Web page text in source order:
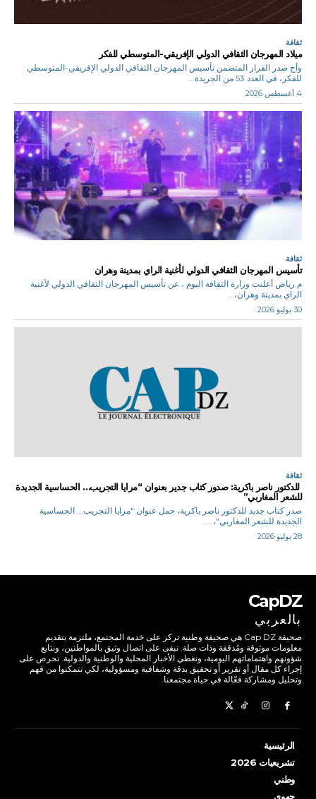
ثقافة
ميلاد المهرجان الثقافي الدولي الإفريقي-المتوسطي للفكر
وأج صدر القرار المتضمن تأسيس المهرجان الثقافي الدولي الإفريقي-المتوسطي
للفكر، في العدد 53 من الجريدة...
4 أغسطس 2026
ثقافة
تأسيس المهرجان الثقافي الدولي لأغنية الراي بمدينة وهران
م.رياض أعلنت وزارة الثقافة اليوم ، عن تأسيس المهرجان الثقافي الدولي لأغنية
الراي بمدينة وهران،...
30 يوليو 2026
ثقافة
للدكتور ناصر باكرية: صدور كتاب جدير بعنوان “مرايا التجريب… الحساسية الجديدة
للشعر المغاربي”
صدر كتاب جديد للدكتور ناصر باكرية، حمل عنوان "مرايا التجريب... الحساسية
الجديدة للشعر المغاربي"، ...
28 يوليو 2026
CapDZ
بالعربي
صحيفة Cap DZ هي صحيفة وطنية تركز على خدمة المجتمع، ملتزمة بتقديم
معلومات موثوقة ومُدققة وذات صلة. نبقى على اتصال وثيق بالمواطنين، ونتابع
شؤونهم واهتماماتهم اليومية، ونغطي الأخبار المحلية والوطنية والدولية. نحرص على
إجراء كل مقال أو تقرير أو تحقيق بدقة وشفافية ومسؤولية، لكي تتمكنوا من فهم
وتحليل ومشاركة فعّالة في حياة مجتمعنا.
الرئيسية
تشريعيات 2026
وطني
جهوي